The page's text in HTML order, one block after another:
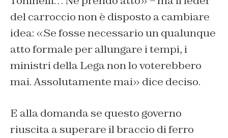
del carroccio non è disposto a cambiare
idea: «Se fosse necessario un qualunque
atto formale per allungare i tempi, i
ministri della Lega non lo voterebbero
mai. Assolutamente mai» dice deciso.
E alla domanda se questo governo
riuscita a superare il braccio di ferro